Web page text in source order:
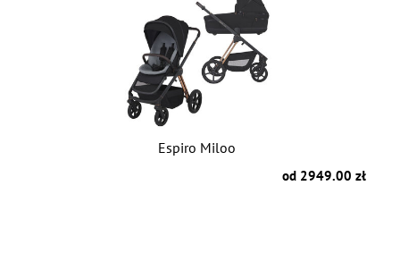
Espiro Miloo
od 2949.00 zł